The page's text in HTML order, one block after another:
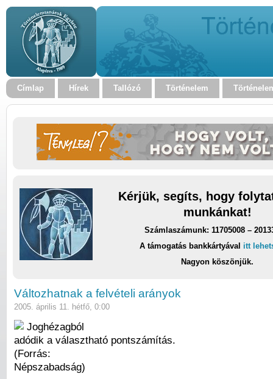
Címlap Hírek Tallózó Történelem
Kérjük, segíts, hogy
munkánkat!
Számlaszámunk: 11705008 –
A támogatás bankkártyával itt
Nagyon köszönjük.
Változhatnak a felvételi arányok
2005. április 11. hétfő, 0:00
Joghézagból
adódik a választható pontszámítás.
(Forrás:
Népszabadság)